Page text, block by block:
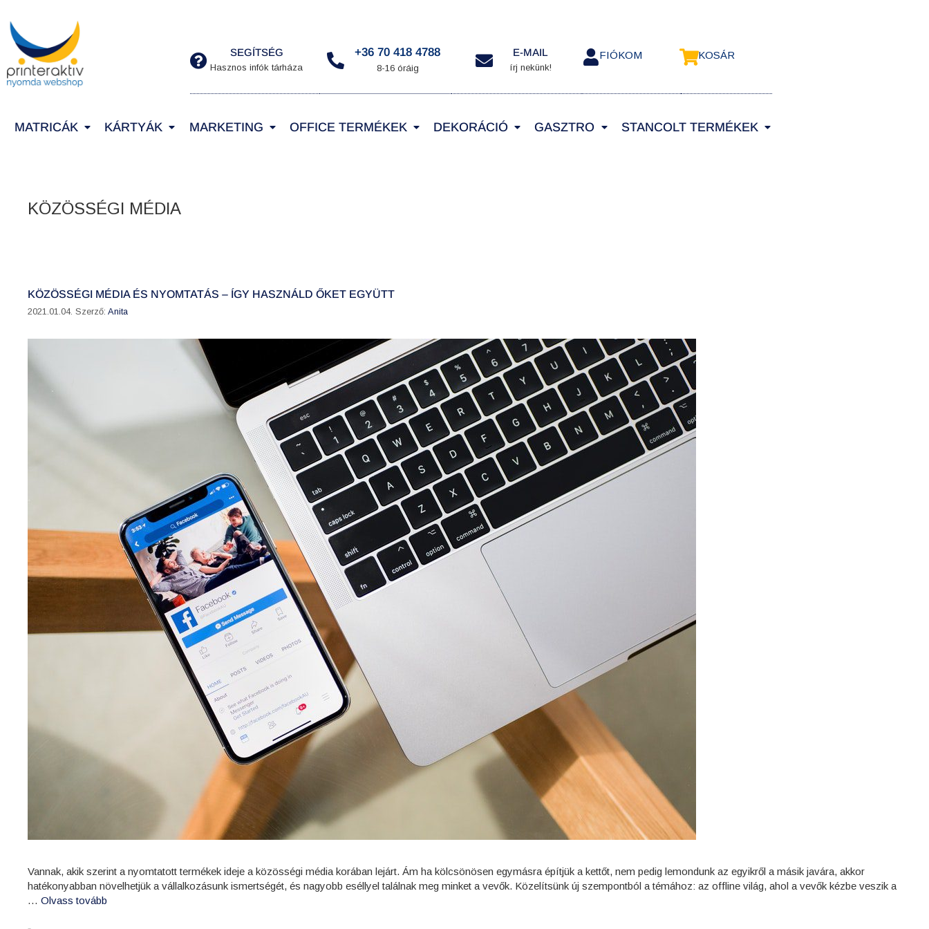
SEGÍTSÉG
Hasznos infók tárháza
+36 70 418 4788
8-16 óráig
E-MAIL
írj nekünk!
FIÓKOM KOSÁR
MATRICÁK KÁRTYÁK MARKETING OFFICE TERMÉKEK DEKORÁCIÓ GASZTRO STANCOLT TERMÉKEK
KÖZÖSSÉGI MÉDIA
KÖZÖSSÉGI MÉDIA ÉS NYOMTATÁS – ÍGY HASZNÁLD ŐKET EGYÜTT
2021.01.04. Szerző: Anita
Vannak, akik szerint a nyomtatott termékek ideje a közösségi média korában lejárt. Ám ha kölcsönösen egymásra építjük a kettőt, nem pedig lemondunk az egyikről a másik javára, akkor
hatékonyabban növelhetjük a vállalkozásunk ismertségét, és nagyobb eséllyel találnak meg minket a vevők. Közelítsünk új szempontból a témához: az offline világ, ahol a vevők kézbe veszik a
… Olvass tovább